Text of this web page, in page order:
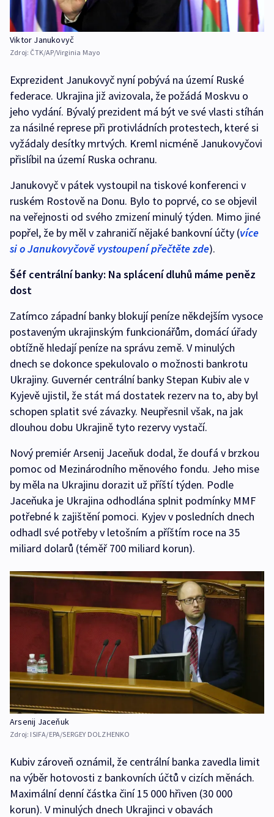
Viktor Janukovyč
Zdroj: ČTK/AP/Virginia Mayo
Exprezident Janukovyč nyní pobývá na území Ruské
federace. Ukrajina již avizovala, že požádá Moskvu o
jeho vydání. Bývalý prezident má být ve své vlasti stíhán
za násilné represe při protivládních protestech, které si
vyžádaly desítky mrtvých. Kreml nicméně Janukovyčovi
přislíbil na území Ruska ochranu.
Janukovyč v pátek vystoupil na tiskové konferenci v
ruském Rostově na Donu. Bylo to poprvé, co se objevil
na veřejnosti od svého zmizení minulý týden. Mimo jiné
popřel, že by měl v zahraničí nějaké bankovní účty (více
si o Janukovyčově vystoupení přečtěte zde).
Šéf centrální banky: Na splácení dluhů máme peněz
dost
Zatímco západní banky blokují peníze někdejším vysoce
postaveným ukrajinským funkcionářům, domácí úřady
obtížně hledají peníze na správu země. V minulých
dnech se dokonce spekulovalo o možnosti bankrotu
Ukrajiny. Guvernér centrální banky Stepan Kubiv ale v
Kyjevě ujistil, že stát má dostatek rezerv na to, aby byl
schopen splatit své závazky. Neupřesnil však, na jak
dlouhou dobu Ukrajině tyto rezervy vystačí.
Nový premiér Arsenij Jaceňuk dodal, že doufá v brzkou
pomoc od Mezinárodního měnového fondu. Jeho mise
by měla na Ukrajinu dorazit už příští týden. Podle
Jaceňuka je Ukrajina odhodlána splnit podmínky MMF
potřebné k zajištění pomoci. Kyjev v posledních dnech
odhadl své potřeby v letošním a příštím roce na 35
miliard dolarů (téměř 700 miliard korun).
Arsenij Jaceňuk
Zdroj: ISIFA/EPA/SERGEY DOLZHENKO
Kubiv zároveň oznámil, že centrální banka zavedla limit
na výběr hotovosti z bankovních účtů v cizích měnách.
Maximální denní částka činí 15 000 hřiven (30 000
korun). V minulých dnech Ukrajinci v obavách